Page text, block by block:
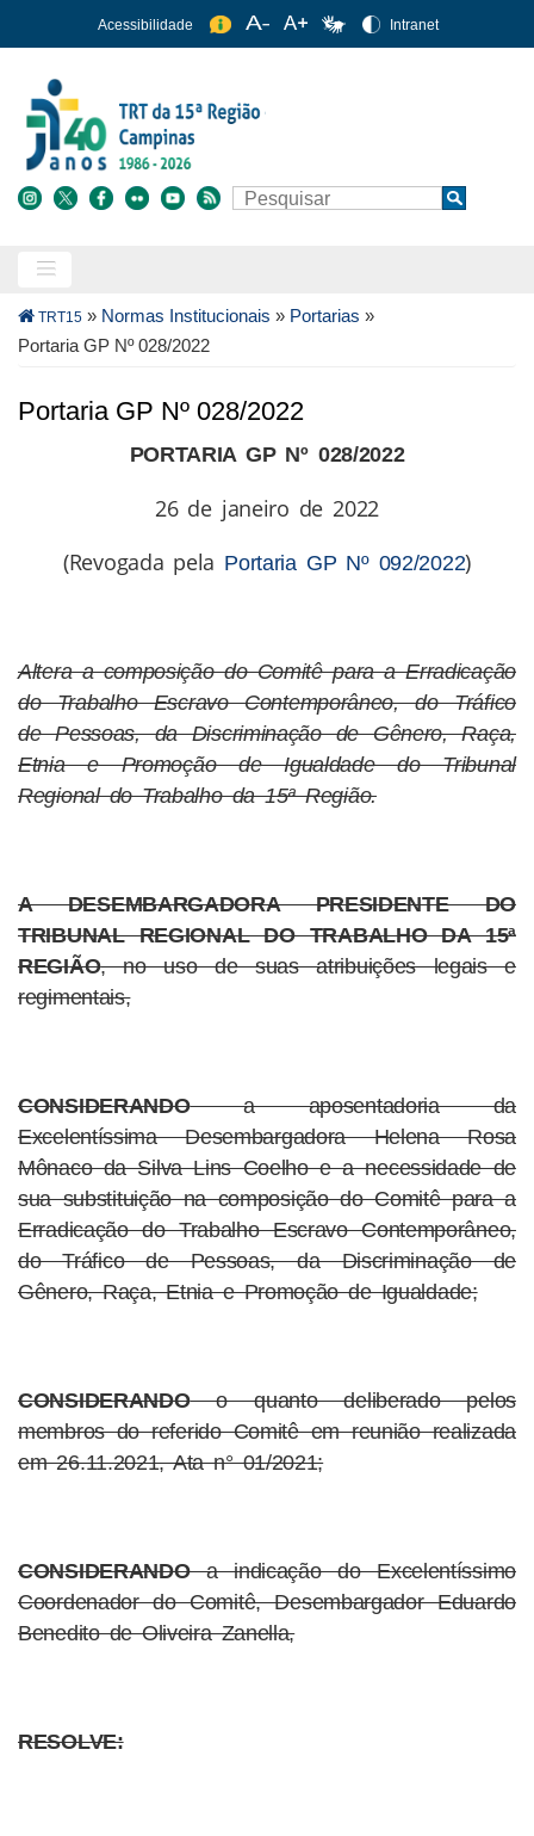
para
conteúdo
principal
Acessibilidade Intranet
Buscar Search
Trilha
de
TRT15 » Normas Institucionais » Portarias »
Portaria GP Nº 028/2022
Portaria GP Nº 028/2022
PORTARIA GP Nº 028/2022
26 de janeiro de 2022
(Revogada pela Portaria GP Nº 092/2022)
Altera a composição do Comitê para a Erradicação
do Trabalho Escravo Contemporâneo, do Tráfico
de Pessoas, da Discriminação de Gênero, Raça,
Etnia e Promoção de Igualdade do Tribunal
Regional do Trabalho da 15ª Região.
A DESEMBARGADORA PRESIDENTE DO
TRIBUNAL REGIONAL DO TRABALHO DA 15ª
REGIÃO, no uso de suas atribuições legais e
regimentais,
CONSIDERANDOa aposentadoria da
Excelentíssima Desembargadora Helena Rosa
Mônaco da Silva Lins Coelho e a necessidade de
sua substituição na composição do Comitê para a
Erradicação do Trabalho Escravo Contemporâneo,
do Tráfico de Pessoas, da Discriminação de
Gênero, Raça, Etnia e Promoção de Igualdade;
CONSIDERANDOo quanto deliberado pelos
membros do referido Comitê em reunião realizada
em 26.11.2021, Ata n° 01/2021;
CONSIDERANDOa indicação do Excelentíssimo
Coordenador do Comitê, Desembargador Eduardo
Benedito de Oliveira Zanella,
RESOLVE: